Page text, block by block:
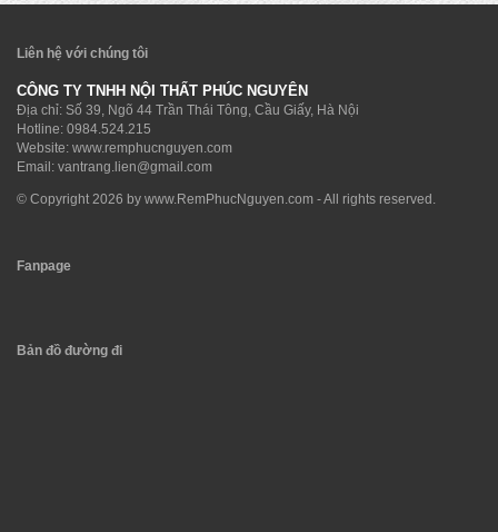
Liên hệ với chúng tôi
CÔNG TY TNHH NỘI THẤT PHÚC NGUYÊN
Địa chỉ: Số 39, Ngõ 44 Trần Thái Tông, Cầu Giấy, Hà Nội
Hotline: 0984.524.215
Website: www.remphucnguyen.com
Email: vantrang.lien@gmail.com
© Copyright 2026 by www.RemPhucNguyen.com - All rights reserved.
Fanpage
Bản đồ đường đi